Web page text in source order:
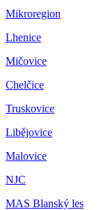
Mikroregion
Lhenice
Mičovice
Chelčice
Truskovice
Libějovice
Malovice
NJC
MAS Blanský les